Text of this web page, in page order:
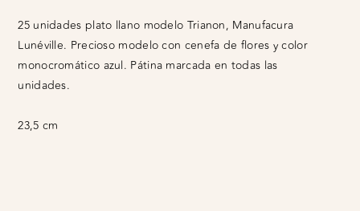
25 unidades plato llano modelo Trianon, Manufacura
Lunéville. Precioso modelo con cenefa de flores y color
monocromático azul. Pátina marcada en todas las
unidades.
23,5 cm